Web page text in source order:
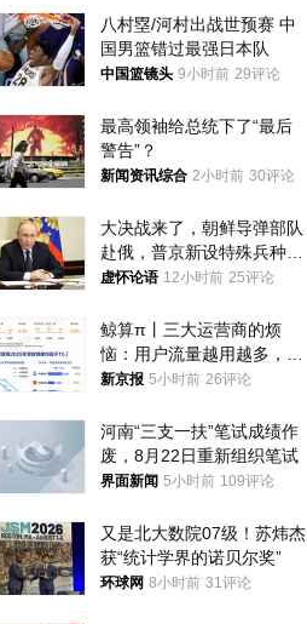
八村塁/河村出战世预赛 中
国男篮错过最强日本队
中国篮镜头 9小时前 29评论
最高领袖给总统下了“最后
警告”？
新闻资讯综合 2小时前 30评论
大决战来了，朝鲜导弹部队
赴俄，普京新设特殊兵种，
76岁老将扛旗
虚怀论语 12小时前 25评论
鲸算π丨三大运营商的烦
恼：用户流量越用越多，收
入却越来越少
新京报 5小时前 26评论
河南“三支一扶”笔试成绩作
废，8月22日重新组织笔试
界面新闻 5小时前 109评论
又是北大数院07级！苏炜杰
获“统计学界的诺贝尔奖”
环球网 8小时前 31评论